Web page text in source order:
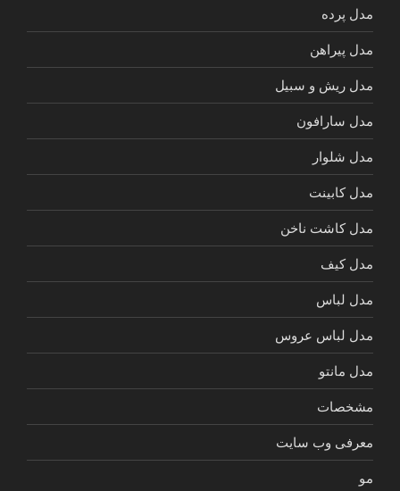
مدل پرده
مدل پیراهن
مدل ریش و سبیل
مدل سارافون
مدل شلوار
مدل کابینت
مدل کاشت ناخن
مدل کیف
مدل لباس
مدل لباس عروس
مدل مانتو
مشخصات
معرفی وب سایت
مو